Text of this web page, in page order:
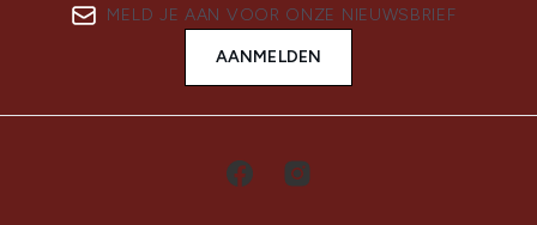
MELD JE AAN VOOR ONZE NIEUWSBRIEF
AANMELDEN